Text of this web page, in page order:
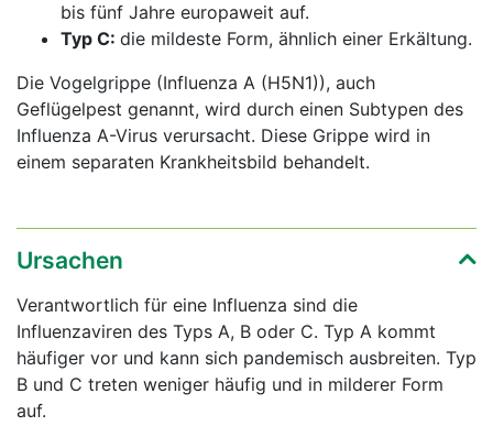
bis fünf Jahre europaweit auf.
Typ C: die mildeste Form, ähnlich einer Erkältung.
Die Vogelgrippe (Influenza A (H5N1)), auch
Geflügelpest genannt, wird durch einen Subtypen des
Influenza A-Virus verursacht. Diese Grippe wird in
einem separaten Krankheitsbild behandelt.
Ursachen
Verantwortlich für eine Influenza sind die
Influenzaviren des Typs A, B oder C. Typ A kommt
häufiger vor und kann sich pandemisch ausbreiten. Typ
B und C treten weniger häufig und in milderer Form
auf.